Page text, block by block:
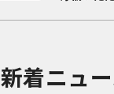
新着ニュ